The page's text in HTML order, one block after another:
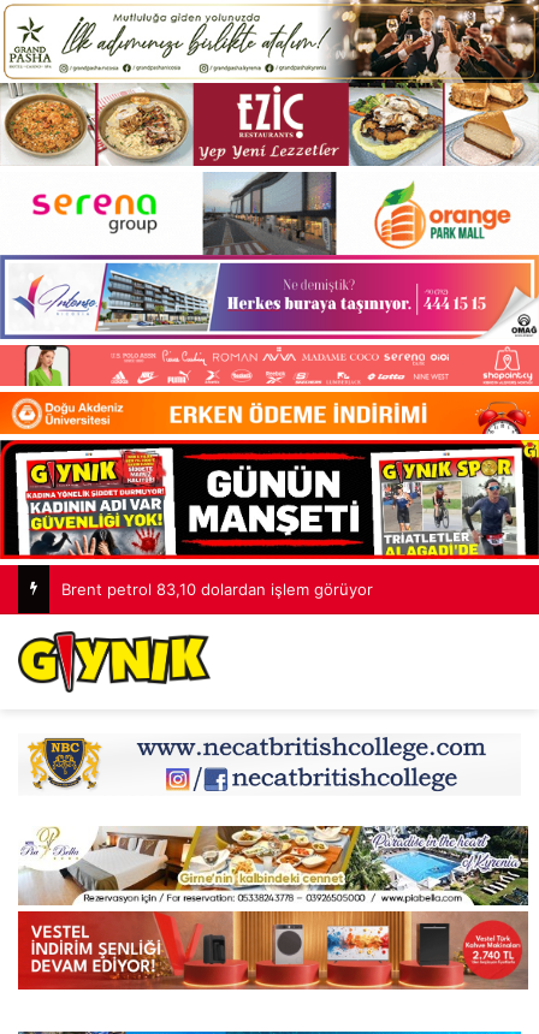
Brent petrol 83,10 dolardan işlem görüyor